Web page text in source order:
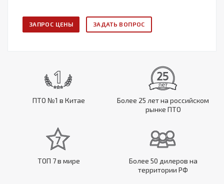
ЗАПРОС ЦЕНЫ ЗАДАТЬ ВОПРОС
ПТО №1 в Китае
Более 25 лет на российском
рынке ПТО
ТОП 7 в мире
Более 50 дилеров на
территории РФ